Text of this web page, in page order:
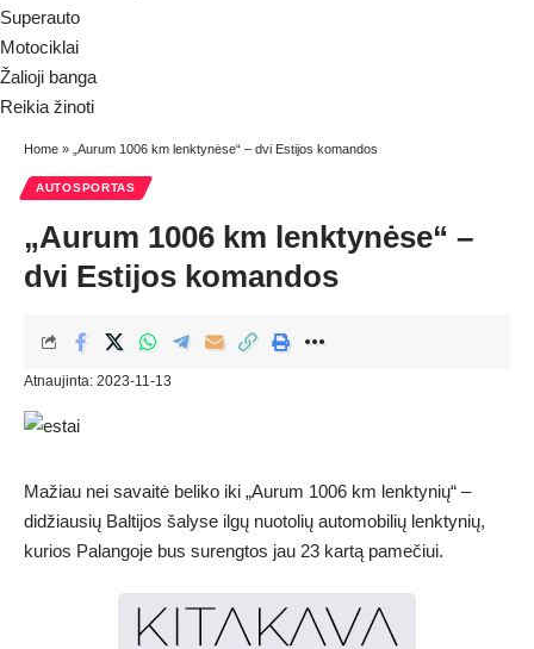
Superauto
Motociklai
Žalioji banga
Reikia žinoti
Home » „Aurum 1006 km lenktynėse“ – dvi Estijos komandos
AUTOSPORTAS
„Aurum 1006 km lenktynėse“ –
dvi Estijos komandos
Atnaujinta: 2023-11-13
Mažiau nei savaitė beliko iki „Aurum 1006 km lenktynių“ –
didžiausių Baltijos šalyse ilgų nuotolių automobilių lenktynių,
kurios Palangoje bus surengtos jau 23 kartą pamečiui.